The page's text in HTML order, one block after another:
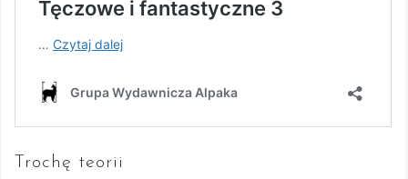
Trochę teorii